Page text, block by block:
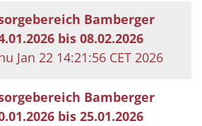
Bamberger
bis 08.02.2026
Jan 22 14:21:56 CET 2026
Bamberger
bis 25.01.2026